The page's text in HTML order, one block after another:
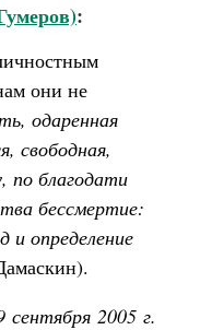
:
они не
одаренная
свободная,
по благодати
бессмертие:
и определение
сентября 2005 г.